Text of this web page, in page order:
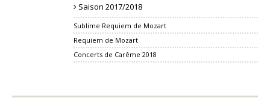
Saison 2017/2018
Sublime Requiem de Mozart
Requiem de Mozart
Concerts de Carême 2018